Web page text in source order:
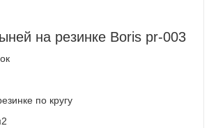
на резинке Boris pr-003
по кругу